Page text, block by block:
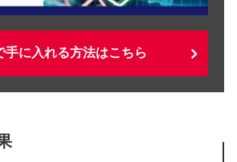
手に入れる方法はこちら